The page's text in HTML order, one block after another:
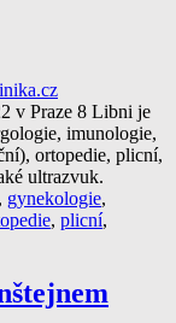
v Praze 8 Libni je
imunologie,
ortopedie, plicní,
ultrazvuk.
, gynekologie,
, plicní,